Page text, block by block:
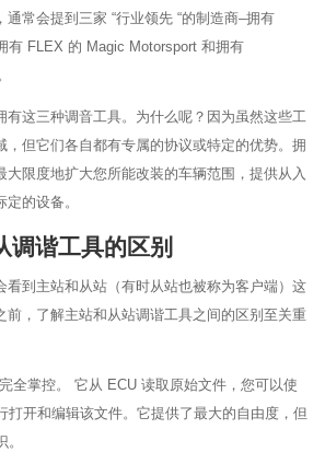
常会提到三家 “行业领先 “的制造商–拥有
有 FLEX 的 Magic Motorsport 和拥有
有这三种调音工具。为什么呢？因为虽然这些工
，但它们各自都有专属的协议或特定的优势。拥
大限度地扩大您所能改装的车辆范围，提供从入
的设备。
调谐工具的区别
看到主站和从站（有时从站也被称为客户端）这
前，了解主站和从站调谐工具之间的区别至关重
全掌控。 它从 ECU 读取原始文件，您可以使
打开和编辑该文件。它提供了最大的自由度，但